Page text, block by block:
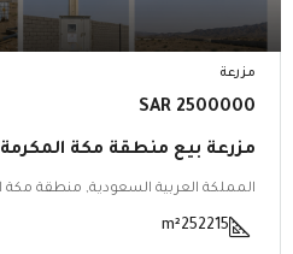
مزرعة
2500000 SAR
مزرعة بيع منطقة مكة المكرمة
252215
m²